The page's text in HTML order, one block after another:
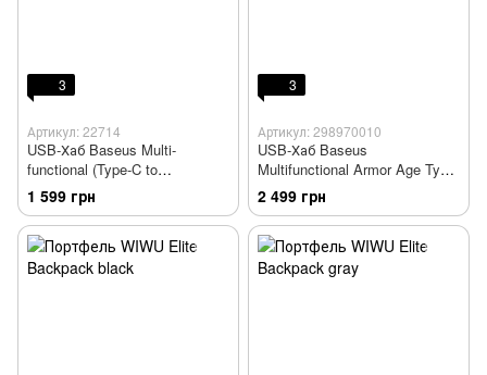
3
Артикул: 22714
USB-Хаб Baseus Multi-
functional (Type-C to
4xUSB3.0+PD)
1 599 грн
3
Артикул: 298970010
USB-Хаб Baseus
Multifunctional Armor Age Type-
C Bracket gray
2 499 грн